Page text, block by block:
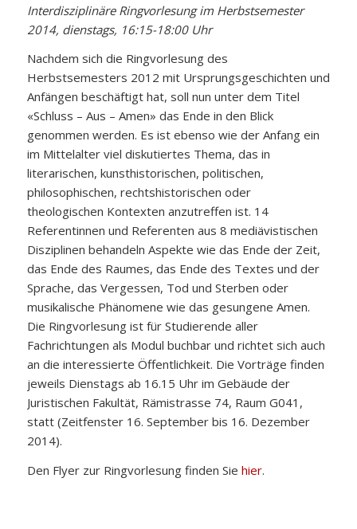
Interdisziplinäre Ringvorlesung im Herbstsemester
2014, dienstags, 16:15-18:00 Uhr
Nachdem sich die Ringvorlesung des
Herbstsemesters 2012 mit Ursprungsgeschichten und
Anfängen beschäftigt hat, soll nun unter dem Titel
«Schluss – Aus – Amen» das Ende in den Blick
genommen werden. Es ist ebenso wie der Anfang ein
im Mittelalter viel diskutiertes Thema, das in
literarischen, kunsthistorischen, politischen,
philosophischen, rechtshistorischen oder
theologischen Kontexten anzutreffen ist. 14
Referentinnen und Referenten aus 8 mediävistischen
Disziplinen behandeln Aspekte wie das Ende der Zeit,
das Ende des Raumes, das Ende des Textes und der
Sprache, das Vergessen, Tod und Sterben oder
musikalische Phänomene wie das gesungene Amen.
Die Ringvorlesung ist für Studierende aller
Fachrichtungen als Modul buchbar und richtet sich auch
an die interessierte Öffentlichkeit. Die Vorträge finden
jeweils Dienstags ab 16.15 Uhr im Gebäude der
Juristischen Fakultät, Rämistrasse 74, Raum G041,
statt (Zeitfenster 16. September bis 16. Dezember
2014).
Den Flyer zur Ringvorlesung finden Sie hier.